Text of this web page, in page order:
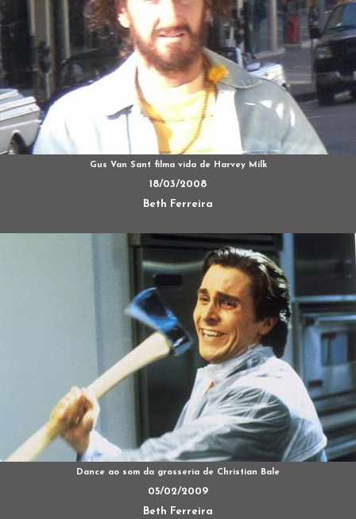
Gus Van Sant filma vida de Harvey Milk
18/03/2008
Beth Ferreira
Dance ao som da grosseria de Christian Bale
05/02/2009
Beth Ferreira